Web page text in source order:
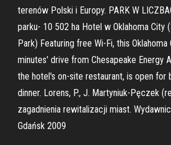
terenów Polski i Europy. PARK W
parku- 10 502 ha Hotel w Oklahoma City
Park) Featuring free Wi-Fi, this
minutes' drive from Chesapeake Energy
the hotel's on-site restaurant, is open for
dinner. Lorens, P., J. Martyniuk-Pęczek
zagadnienia rewitalizacji miast.
Gdańsk 2009